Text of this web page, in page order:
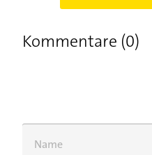
Kommentare (0)
Name